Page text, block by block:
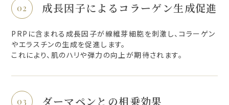
成長因子によるコラーゲン生成促進
PRPに含まれる成長因子が線維芽細胞を刺激し、コラーゲン
やエラスチンの生成を促進します。
これにより、肌のハリや弾力の向上が期待されます。
ダーマペンとの相乗効果